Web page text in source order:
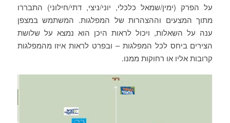
על הפרק (ימין/שמאל כלכלי, יוני/ניצי, דתי/חילוני) התבררו
מתוך המצעים וההצהרות של המפלגות. המשתמש במצפן
ענה על השאלות, ויכול לראות היכן הוא נמצא על שלושת
הצירים ביחס לכל המפלגות – ובפרט לראות איזו מהמפלגות
קרובות אליו או רחוקות ממנו.